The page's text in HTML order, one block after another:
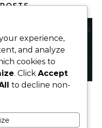
Plano: Ritmo,
experience,
and analyze
cookies to
. Click Accept
to decline non-